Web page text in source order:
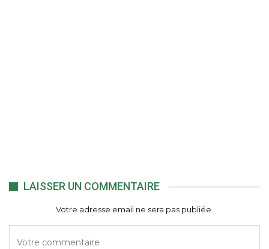
LAISSER UN COMMENTAIRE
Votre adresse email ne sera pas publiée.